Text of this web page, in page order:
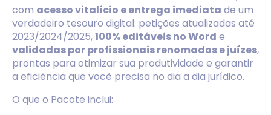
com acesso vitalício e entrega imediata de um
verdadeiro tesouro digital: petições atualizadas até
2023/2024/2025,100% editáveis no Word e
validadas por profissionais renomados e juízes,
prontas para otimizar sua produtividade e garantir
a eficiência que você precisa no dia a dia jurídico.
O que o Pacote inclui: